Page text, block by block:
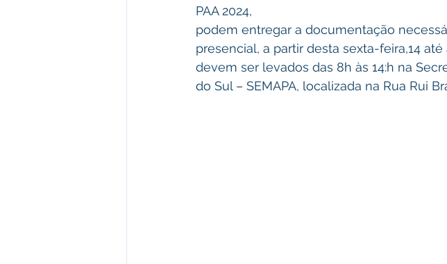
PAA 2024,
podem entregar a documentação
presencial, a partir desta sexta-feira,14
devem ser levados das 8h às 14:h na
do Sul – SEMAPA, localizada na Rua Rui